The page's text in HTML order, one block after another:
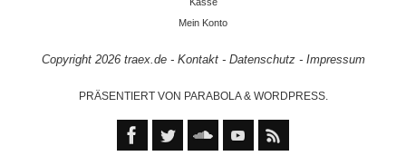
Mein Konto
Copyright 2026 traex.de- Kontakt- Datenschutz- Impressum
PRÄSENTIERT VON PARABOLA& WORDPRESS.